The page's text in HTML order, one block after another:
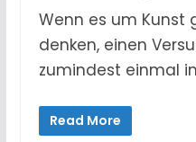
Wenn es um Kunst
denken, einen
zumindest einmal
Read More